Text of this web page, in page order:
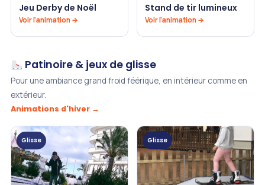
Jeu Derby de Noël
Voir l'animation →
Stand de tir lumineux
Voir l'animation →
Patinoire & jeux de glisse
Pour une ambiance grand froid féérique, en intérieur comme en
extérieur.
Animations d'hiver →
Glisse Glisse